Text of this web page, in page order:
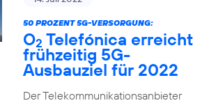
50 PROZENT 5G-VERSORGUNG:
O2 Telefónica erreicht
frühzeitig 5G-
Ausbauziel für 2022
Der Telekommunikationsanbieter